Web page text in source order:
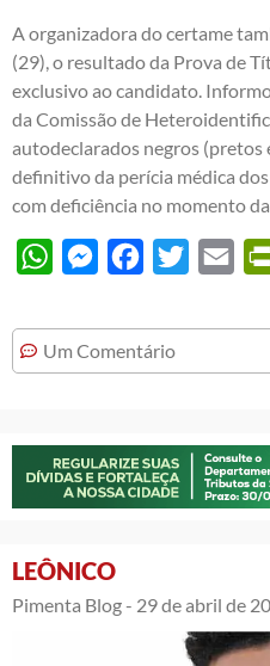
A organizadora do certame
(29), o resultado da Prova de
exclusivo ao candidato.
da Comissão de
autodeclarados negros (pretos
definitivo da perícia médica
com deficiência no momento
WhatsAppMessengerFacebook
Twitter
Um Comentário
LEÔNICO
Pimenta Blog - 29 de abril de